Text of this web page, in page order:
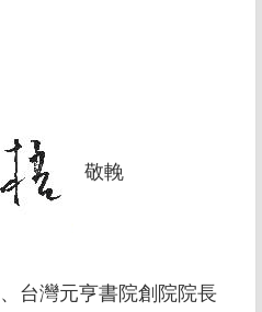
敬輓
台灣元亨書院創院院長